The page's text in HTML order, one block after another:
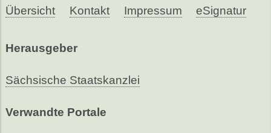
Übersicht Kontakt Impressum eSignatur
Herausgeber
Sächsische Staatskanzlei
Verwandte Portale